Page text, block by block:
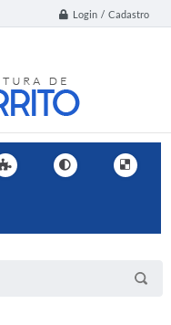
Login / Cadastro